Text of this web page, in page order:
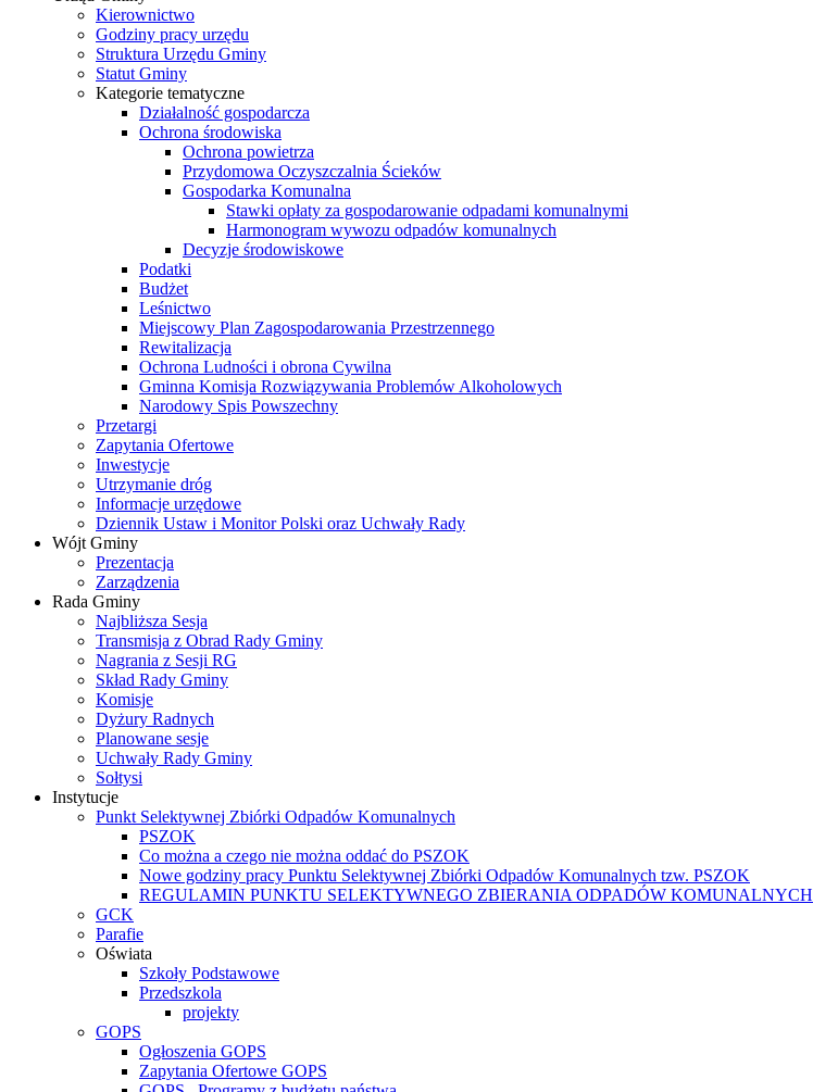
Kierownictwo
Godziny pracy urzędu
Struktura Urzędu Gminy
Statut Gminy
Kategorie tematyczne
Działalność gospodarcza
Ochrona środowiska
Ochrona powietrza
Przydomowa Oczyszczalnia Ścieków
Gospodarka Komunalna
Stawki opłaty za gospodarowanie odpadami komunalnymi
Harmonogram wywozu odpadów komunalnych
Decyzje środowiskowe
Podatki
Budżet
Leśnictwo
Miejscowy Plan Zagospodarowania Przestrzennego
Rewitalizacja
Ochrona Ludności i obrona Cywilna
Gminna Komisja Rozwiązywania Problemów Alkoholowych
Narodowy Spis Powszechny
Przetargi
Zapytania Ofertowe
Inwestycje
Utrzymanie dróg
Informacje urzędowe
Dziennik Ustaw i Monitor Polski oraz Uchwały Rady
Wójt Gminy
Prezentacja
Zarządzenia
Rada Gminy
Najbliższa Sesja
Transmisja z Obrad Rady Gminy
Nagrania z Sesji RG
Skład Rady Gminy
Komisje
Dyżury Radnych
Planowane sesje
Uchwały Rady Gminy
Sołtysi
Instytucje
Punkt Selektywnej Zbiórki Odpadów Komunalnych
PSZOK
Co można a czego nie można oddać do PSZOK
Nowe godziny pracy Punktu Selektywnej Zbiórki Odpadów Komunalnych tzw. PSZOK
REGULAMIN PUNKTU SELEKTYWNEGO ZBIERANIA ODPADÓW KOMUNALNYCH
GCK
Parafie
Oświata
Szkoły Podstawowe
Przedszkola
projekty
GOPS
Ogłoszenia GOPS
Zapytania Ofertowe GOPS